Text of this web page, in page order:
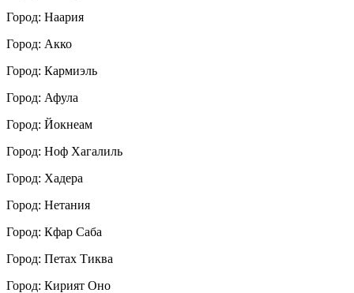
Город: Наария
Город: Акко
Город: Кармиэль
Город: Афула
Город: Йокнеам
Город: Ноф Хагалиль
Город: Хадера
Город: Нетания
Город: Кфар Саба
Город: Петах Тиква
Город: Кирият Оно